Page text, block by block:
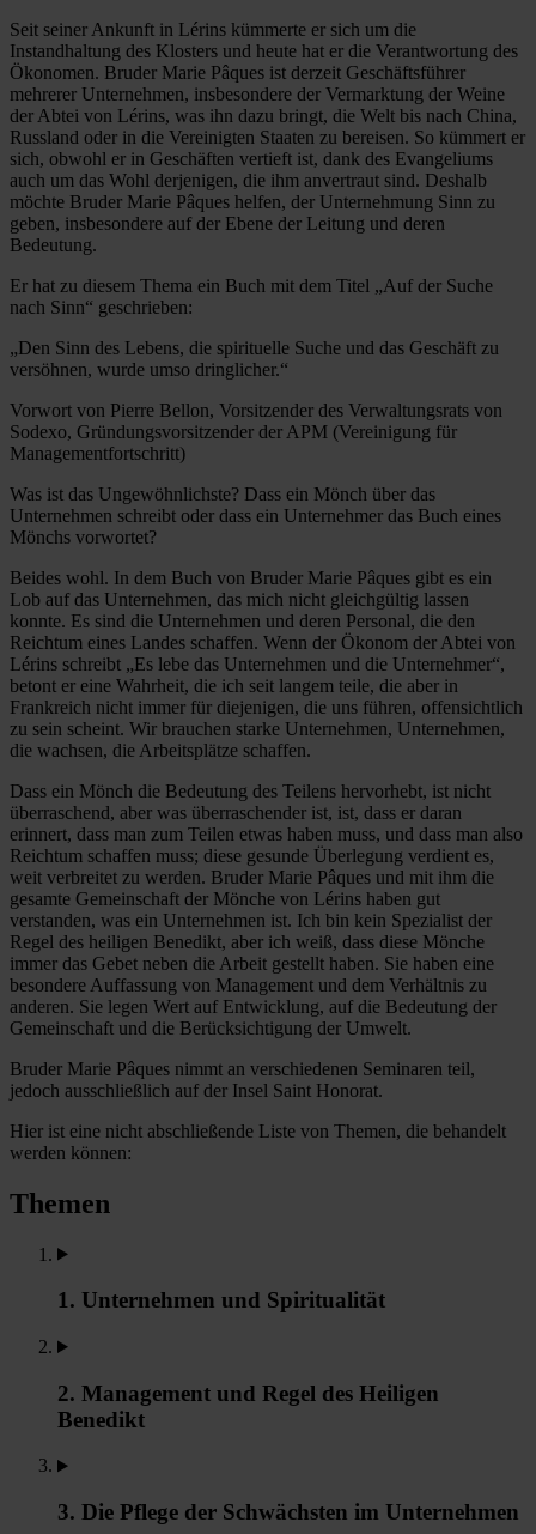
Seit seiner Ankunft in Lérins kümmerte er sich um die
Instandhaltung des Klosters und heute hat er die Verantwortung des
Ökonomen. Bruder Marie Pâques ist derzeit Geschäftsführer
mehrerer Unternehmen, insbesondere der Vermarktung der Weine
der Abtei von Lérins, was ihn dazu bringt, die Welt bis nach China,
Russland oder in die Vereinigten Staaten zu bereisen. So kümmert er
sich, obwohl er in Geschäften vertieft ist, dank des Evangeliums
auch um das Wohl derjenigen, die ihm anvertraut sind. Deshalb
möchte Bruder Marie Pâques helfen, der Unternehmung Sinn zu
geben, insbesondere auf der Ebene der Leitung und deren
Bedeutung.
Er hat zu diesem Thema ein Buch mit dem Titel „Auf der Suche
nach Sinn“ geschrieben:
„Den Sinn des Lebens, die spirituelle Suche und das Geschäft zu
versöhnen, wurde umso dringlicher.“
Vorwort von Pierre Bellon, Vorsitzender des Verwaltungsrats von
Sodexo, Gründungsvorsitzender der APM (Vereinigung für
Managementfortschritt)
Was ist das Ungewöhnlichste? Dass ein Mönch über das
Unternehmen schreibt oder dass ein Unternehmer das Buch eines
Mönchs vorwortet?
Beides wohl. In dem Buch von Bruder Marie Pâques gibt es ein
Lob auf das Unternehmen, das mich nicht gleichgültig lassen
konnte. Es sind die Unternehmen und deren Personal, die den
Reichtum eines Landes schaffen. Wenn der Ökonom der Abtei von
Lérins schreibt „Es lebe das Unternehmen und die Unternehmer“,
betont er eine Wahrheit, die ich seit langem teile, die aber in
Frankreich nicht immer für diejenigen, die uns führen, offensichtlich
zu sein scheint. Wir brauchen starke Unternehmen, Unternehmen,
die wachsen, die Arbeitsplätze schaffen.
Dass ein Mönch die Bedeutung des Teilens hervorhebt, ist nicht
überraschend, aber was überraschender ist, ist, dass er daran
erinnert, dass man zum Teilen etwas haben muss, und dass man also
Reichtum schaffen muss; diese gesunde Überlegung verdient es,
weit verbreitet zu werden. Bruder Marie Pâques und mit ihm die
gesamte Gemeinschaft der Mönche von Lérins haben gut
verstanden, was ein Unternehmen ist. Ich bin kein Spezialist der
Regel des heiligen Benedikt, aber ich weiß, dass diese Mönche
immer das Gebet neben die Arbeit gestellt haben. Sie haben eine
besondere Auffassung von Management und dem Verhältnis zu
anderen. Sie legen Wert auf Entwicklung, auf die Bedeutung der
Gemeinschaft und die Berücksichtigung der Umwelt.
Bruder Marie Pâques nimmt an verschiedenen Seminaren teil,
jedoch ausschließlich auf der Insel Saint Honorat.
Hier ist eine nicht abschließende Liste von Themen, die behandelt
werden können:
Themen
1. Unternehmen und Spiritualität
2. Management und Regel des Heiligen
Benedikt
3. Die Pflege der Schwächsten im Unternehmen